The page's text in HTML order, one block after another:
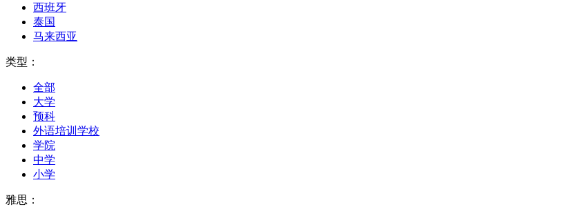
西班牙
泰国
马来西亚
类型：
全部
大学
预科
外语培训学校
学院
中学
小学
雅思：